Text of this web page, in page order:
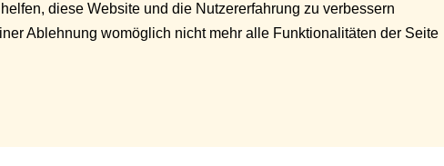
diese Website und die Nutzererfahrung zu verbessern
Ablehnung womöglich nicht mehr alle Funktionalitäten der Seite